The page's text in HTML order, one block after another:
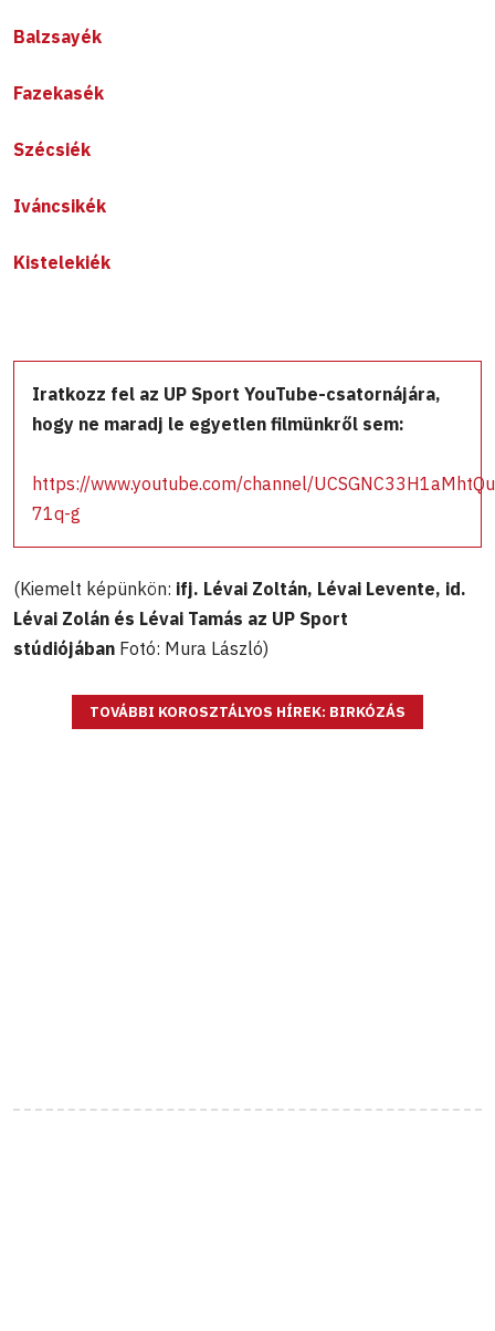
Balzsayék
Fazekasék
Szécsiék
Iváncsikék
Kistelekiék
Iratkozz fel az UP Sport YouTube-csatornájára,
hogy ne maradj le egyetlen filmünkről sem:
https://www.youtube.com/channel/
71q-g
(Kiemelt képünkön: ifj. Lévai Zoltán, Lévai Levente, id.
Lévai Zolán és Lévai Tamás az UP Sport
stúdiójában Fotó: Mura László)
TOVÁBBI KOROSZTÁLYOS HÍREK: BIRKÓZÁS